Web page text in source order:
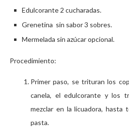
Edulcorante 2 cucharadas.
Grenetina sin sabor 3 sobres.
Mermelada sin azúcar opcional.
Procedimiento:
Primer paso, se trituran los
canela, el edulcorante y los
mezclar en la licuadora, hasta
pasta.